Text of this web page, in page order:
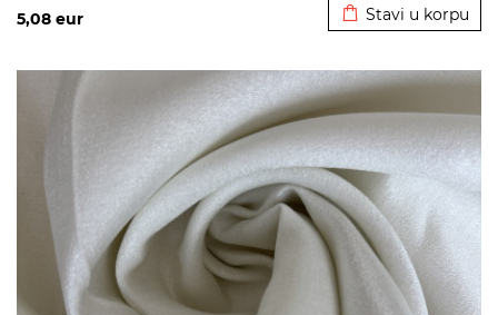
5,08 eur Stavi u korpu